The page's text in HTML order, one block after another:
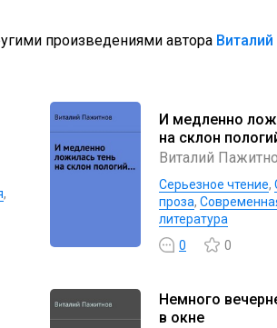
произведениями автора
,
И медленно
на склон
Виталий
Серьезное чтение,
проза,
литература
0
0
Немного
в окне